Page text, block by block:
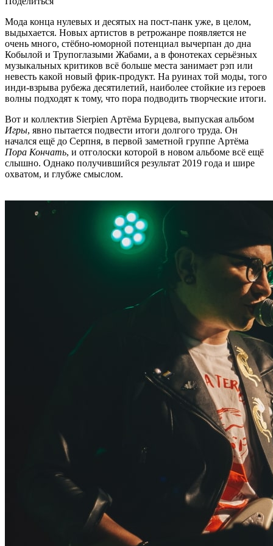
Мода конца нулевых и десятых на пост-панк уже, в целом,
выдыхается. Новых артистов в ретрожанре появляется не
очень много, стёбно-юморной потенциал вычерпан до дна
Кобылой и Трупоглазыми Жабами, а в фонотеках серьёзных
музыкальных критиков всё больше места занимает рэп или
невесть какой новый фрик-продукт. На руинах той моды, того
инди-взрыва рубежа десятилетий, наиболее стойкие из героев
волны подходят к тому, что пора подводить творческие итоги.
Вот и коллектив Sierpien Артёма Бурцева, выпуская альбом
Игры, явно пытается подвести итоги долгого труда. Он
начался ещё до Серпня, в первой заметной группе Артёма
Пора Кончать, и отголоски которой в новом альбоме всё ещё
слышно. Однако получившийся результат 2019 года и шире
охватом, и глубже смыслом.